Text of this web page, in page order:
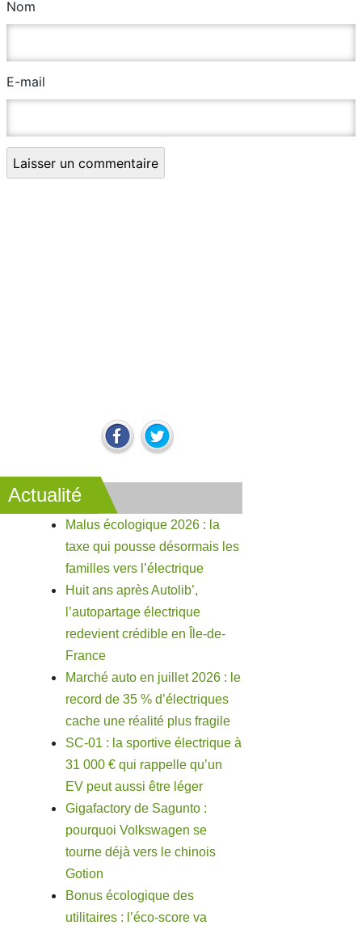
Nom
E-mail
Actualité
Malus écologique 2026 : la
taxe qui pousse désormais les
familles vers l’électrique
Huit ans après Autolib’,
l’autopartage électrique
redevient crédible en Île-de-
France
Marché auto en juillet 2026 : le
record de 35 % d’électriques
cache une réalité plus fragile
SC-01 : la sportive électrique à
31 000 € qui rappelle qu’un
EV peut aussi être léger
Gigafactory de Sagunto :
pourquoi Volkswagen se
tourne déjà vers le chinois
Gotion
Bonus écologique des
utilitaires : l’éco-score va